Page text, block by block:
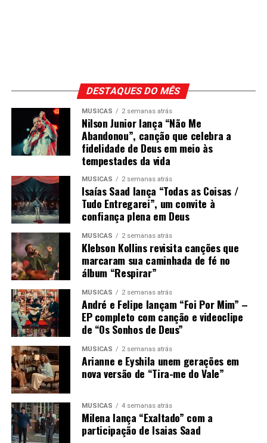
DESTAQUES DO MÊS
MÚSICAS 2 semanas atrás
Nilson Junior lança “Não Me
Abandonou”, canção que celebra a
fidelidade de Deus em meio às
tempestades da vida
MÚSICAS 2 semanas atrás
Isaías Saad lança “Todas as Coisas /
Tudo Entregarei”, um convite à
confiança plena em Deus
MÚSICAS 2 semanas atrás
Klebson Kollins revisita canções que
marcaram sua caminhada de fé no
álbum “Respirar”
MÚSICAS 2 semanas atrás
André e Felipe lançam “Foi Por Mim” –
EP completo com canção e videoclipe
de “Os Sonhos de Deus”
MÚSICAS 2 semanas atrás
Arianne e Eyshila unem gerações em
nova versão de “Tira-me do Vale”
MÚSICAS 4 semanas atrás
Milena lança “Exaltado” com a
participação de Isaias Saad